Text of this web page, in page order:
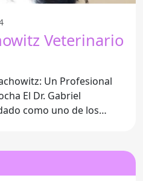
Veterinario
Un Profesional
como uno de los